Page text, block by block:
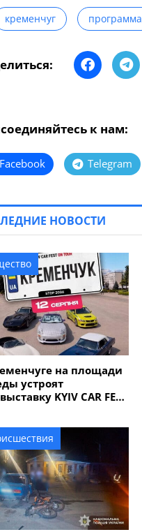
кременчуг программа
к нам:
Facebook Telegram
НОВОСТИ
на площади
устроят
KYIV CAR FEST